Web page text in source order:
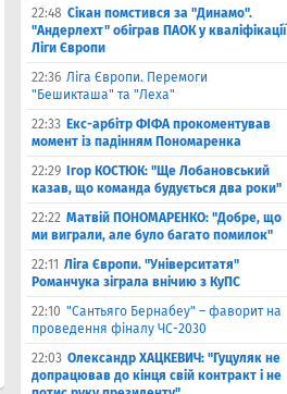
22:48 Сікан помстився за "Динамо".
"Андерлехт" обіграв ПАОК у кваліфікації
Ліги Європи
22:36 Ліга Європи. Перемоги
"Бешикташа" та "Леха"
22:33 Екс-арбітр ФІФА прокоментував
момент із падінням Пономаренка
22:29
Ігор КОСТЮК: "Ще Лобановський
казав, що команда будується два роки"
22:22 Матвій ПОНОМАРЕНКО: "Добре, що
ми виграли, але було багато помилок"
22:11 Ліга Європи. "Університатя"
Романчука зіграла внічию з КуПС
22:10 "Сантьяго Бернабеу" – фаворит на
проведення фіналу ЧС-2030
22:03 Олександр ХАЦКЕВИЧ: "Гуцуляк не
допрацював до кінця свій контракт і не